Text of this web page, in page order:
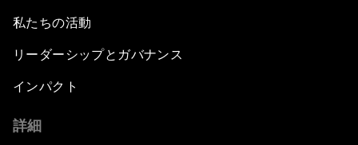
私たちの活動
リーダーシップとガバナンス
インパクト
詳細